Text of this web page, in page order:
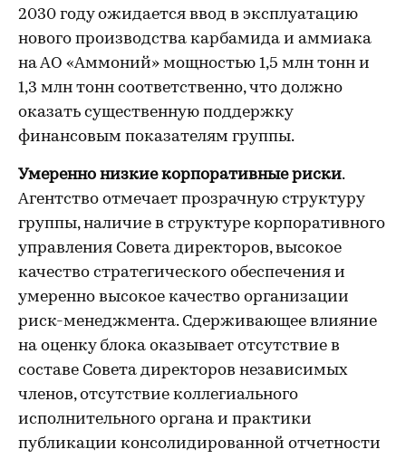
2030 году ожидается ввод в эксплуатацию
нового производства карбамида и аммиака
на АО «Аммоний» мощностью 1,5 млн тонн и
1,3 млн тонн соответственно, что должно
оказать существенную поддержку
финансовым показателям группы.
Умеренно низкие корпоративные риски.
Агентство отмечает прозрачную структуру
группы, наличие в структуре корпоративного
управления Совета директоров, высокое
качество стратегического обеспечения и
умеренно высокое качество организации
риск-менеджмента. Сдерживающее влияние
на оценку блока оказывает отсутствие в
составе Совета директоров независимых
членов, отсутствие коллегиального
исполнительного органа и практики
публикации консолидированной отчетности